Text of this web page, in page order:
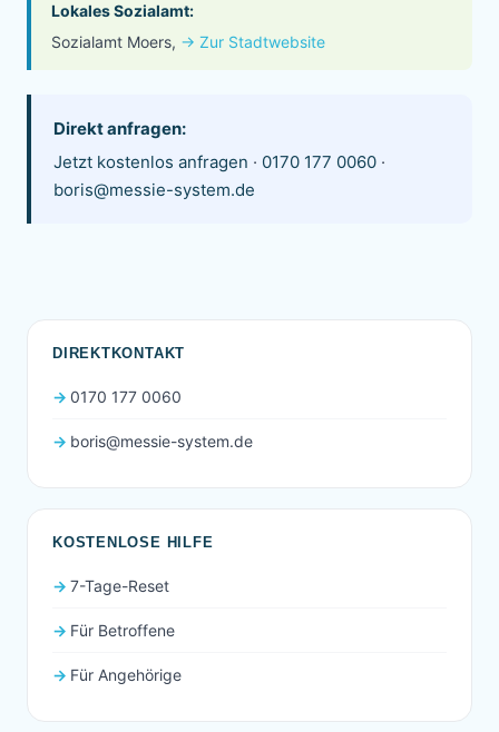
Lokales Sozialamt:
Sozialamt Moers, → Zur Stadtwebsite
Direkt anfragen:
Jetzt kostenlos anfragen · 0170 177 0060 ·
boris@messie-system.de
DIREKTKONTAKT
0170 177 0060
boris@messie-system.de
KOSTENLOSE HILFE
7-Tage-Reset
Für Betroffene
Für Angehörige